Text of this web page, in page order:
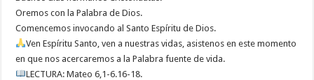
Oremos con la Palabra de Dios.
Comencemos invocando al Santo Espíritu de Dios.
Ven Espíritu Santo, ven a nuestras vidas, asistenos en este momento
en que nos acercaremos a la Palabra fuente de vida.
LECTURA: Mateo 6,1-6.16-18.